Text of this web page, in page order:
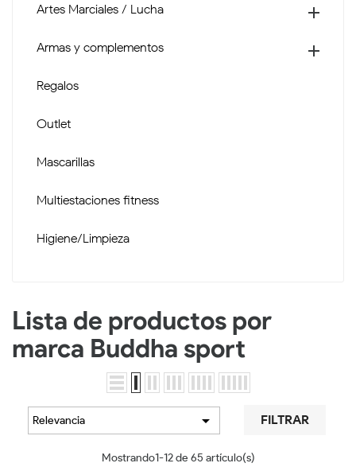
Artes Marciales / Lucha 
Armas y complementos 
Regalos
Outlet
Mascarillas
Multiestaciones fitness
Higiene/Limpieza
Lista de productos por
marca Buddha sport
Relevancia  FILTRAR
Mostrando1-12 de 65 artículo(s)